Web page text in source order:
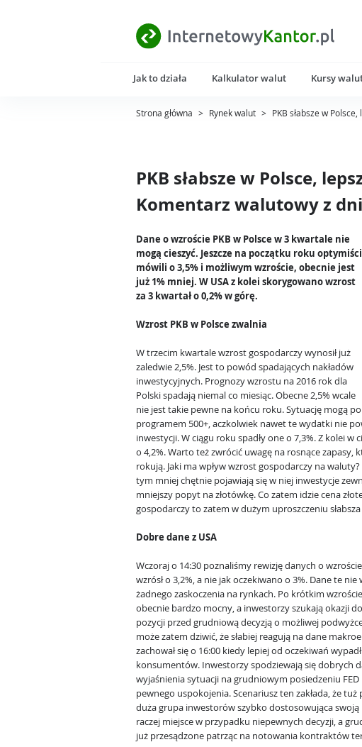
Jak to działa Kalkulator walut Kursy
Strona główna > Rynek walut > PKB słabsze w
PKB słabsze w Polsce,
Komentarz walutowy z
Dane o wzroście PKB w Polsce w 3 kwartale nie
mogą cieszyć. Jeszcze na początku roku optymiści
mówili o 3,5% i możliwym wzroście, obecnie jest
już 1% mniej. W USA z kolei skorygowano wzrost
za 3 kwartał o 0,2% w górę.
Wzrost PKB w Polsce zwalnia
W trzecim kwartale wzrost gospodarczy wynosił już
zaledwie 2,5%. Jest to powód spadających nakładów
inwestycyjnych. Prognozy wzrostu na 2016 rok dla
Polski spadają niemal co miesiąc. Obecne 2,5% wcale
nie jest takie pewne na końcu roku. Sytuację mogą
programem 500+, aczkolwiek nawet te wydatki nie
inwestycji. W ciągu roku spadły one o 7,3%. Z kolei w
o 4,2%. Warto też zwrócić uwagę na rosnące zapasy,
rokują. Jaki ma wpływ wzrost gospodarczy na
tym mniej chętnie pojawiają się w niej inwestycje
mniejszy popyt na złotówkę. Co zatem idzie cena
gospodarczy to zatem w dużym uproszczeniu
Dobre dane z USA
Wczoraj o 14:30 poznaliśmy rewizję danych o
wzrósł o 3,2%, a nie jak oczekiwano o 3%. Dane te
żadnego zaskoczenia na rynkach. Po krótkim wzroście
obecnie bardzo mocny, a inwestorzy szukają okazji
pozycji przed grudniową decyzją o możliwej
może zatem dziwić, że słabiej reagują na dane
zachował się o 16:00 kiedy lepiej od oczekiwań
konsumentów. Inwestorzy spodziewają się dobrych
wyjaśnienia sytuacji na grudniowym posiedzeniu
pewnego uspokojenia. Scenariusz ten zakłada, że tuż
duża grupa inwestorów szybko dostosowująca swoją
raczej miejsce w przypadku niepewnych decyzji, a
już przesądzone patrząc na notowania kontraktów